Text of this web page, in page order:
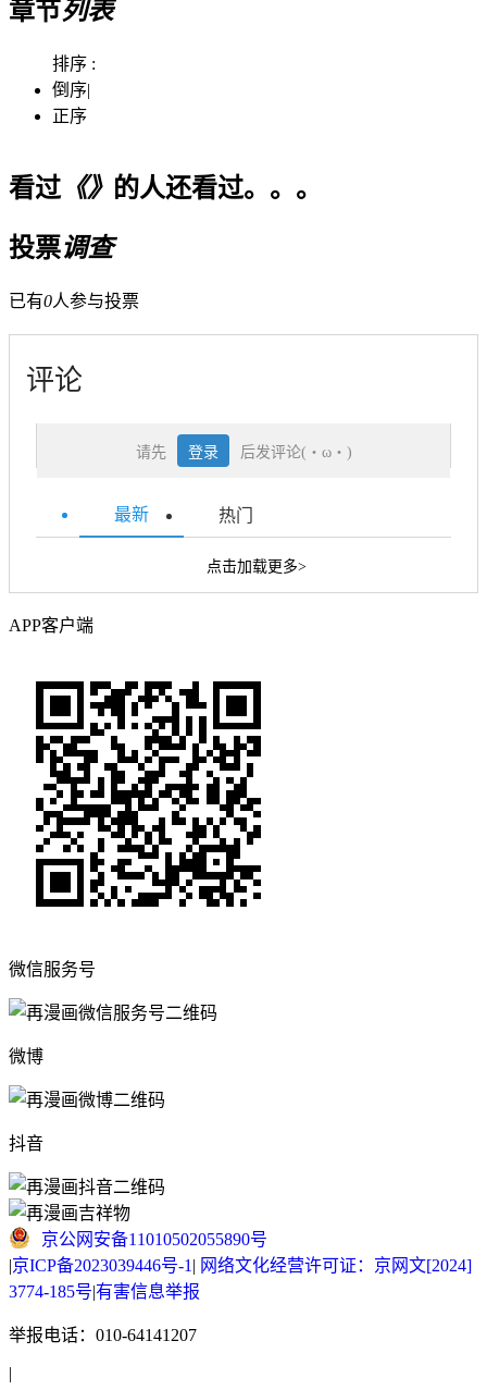
章节列表
排序 :
倒序|
正序
看过《》 的人还看过。。。
投票调查
已有0人参与投票
评论
请先 登录 后发评论(・ω・)
最新 热门
点击加载更多>
APP客户端
微信服务号
微博
抖音
京公网安备11010502055890号
|京ICP备2023039446号-1 | 网络文化经营许可证：京网文[2024]
3774-185号|有害信息举报
举报电话：010-64141207
|